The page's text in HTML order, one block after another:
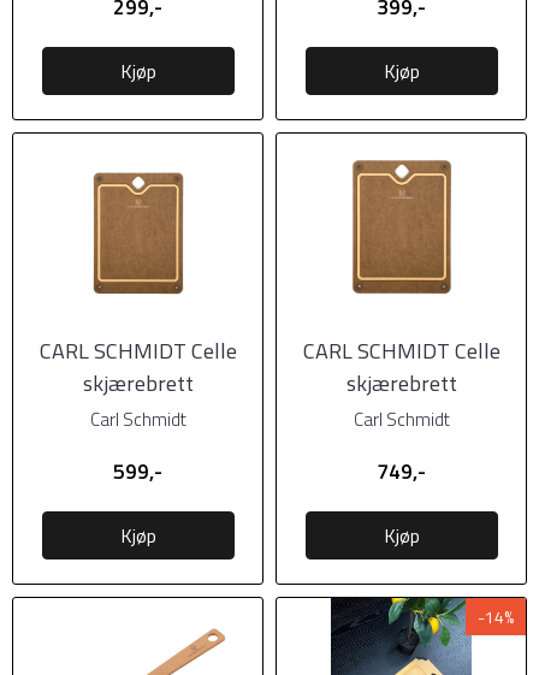
299,-
Kjøp
399,-
Kjøp
CARL SCHMIDT Celle
skjærebrett
37x27,5xH0,9cm
Carl Schmidt
599,-
Kjøp
CARL SCHMIDT Celle
skjærebrett
44x32,5xH0,9cm
Carl Schmidt
749,-
Kjøp
-14%